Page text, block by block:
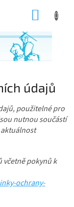
údajů
použitelné pro
nutnou součástí
včetně pokynů k
ochrany-